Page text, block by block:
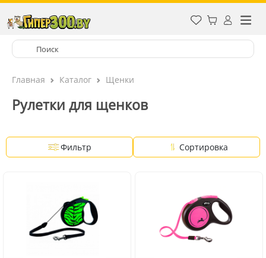
Главная Каталог Щенки
Рулетки для щенков
Фильтр Сортировка